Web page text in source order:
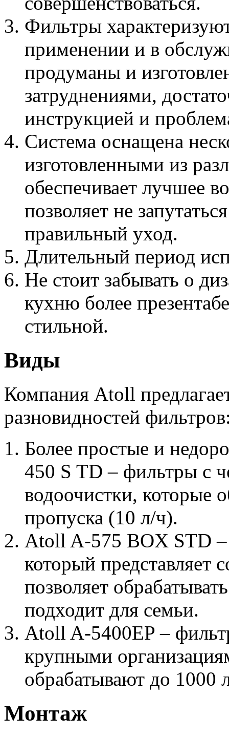
Фильтры
применении и в
продуманы и
затруднениями,
инструкцией и
Система оснащена
изготовленными из
обеспечивает лучшее
позволяет не
правильный уход.
Длительный период
Не стоит забывать о
кухню более
стильной.
Виды
Компания Atoll
разновидностей
Более простые и
450 S TD – фильтры с
водоочистки, которые
пропуска (10 л/ч).
Atoll A-575 BOX STD
который представляет
позволяет
подходит для семьи.
Atoll A-5400EP –
крупными
обрабатывают до 1000
Монтаж